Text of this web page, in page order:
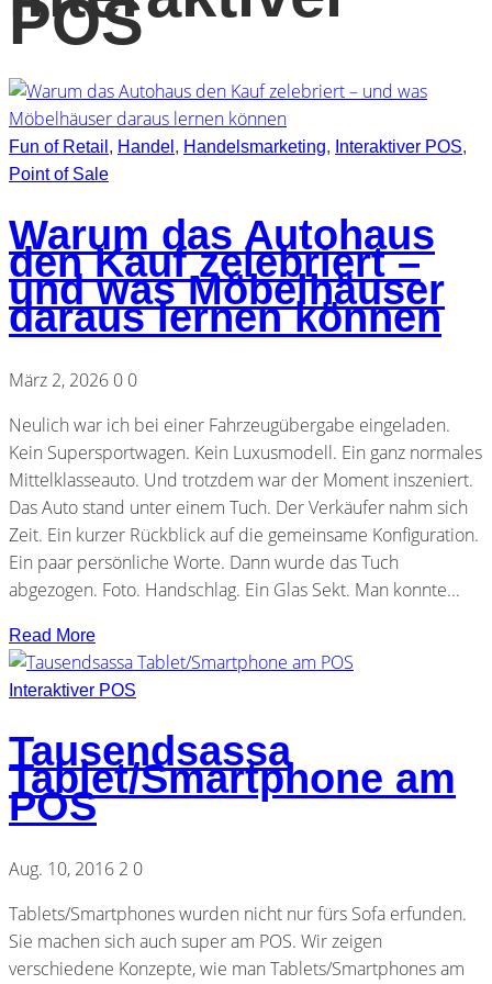
POS
Fun of Retail , Handel , Handelsmarketing, Interaktiver POS,
Point of Sale
Warum das Autohaus
den Kauf zelebriert –
und was Möbelhäuser
daraus lernen können
März 2, 2026 0 0
Neulich war ich bei einer Fahrzeugübergabe eingeladen.
Kein Supersportwagen. Kein Luxusmodell. Ein ganz normales
Mittelklasseauto. Und trotzdem war der Moment inszeniert.
Das Auto stand unter einem Tuch. Der Verkäufer nahm sich
Zeit. Ein kurzer Rückblick auf die gemeinsame Konfiguration.
Ein paar persönliche Worte. Dann wurde das Tuch
abgezogen. Foto. Handschlag. Ein Glas Sekt. Man konnte...
Read More
Interaktiver POS
Tausendsassa
Tablet/Smartphone am
POS
Aug. 10, 2016 2 0
Tablets/Smartphones wurden nicht nur fürs Sofa erfunden.
Sie machen sich auch super am POS. Wir zeigen
verschiedene Konzepte, wie man Tablets/Smartphones am